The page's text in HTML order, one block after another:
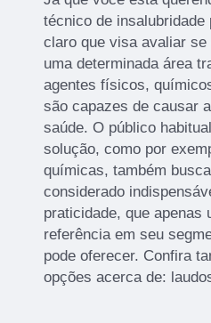
técnico de insalubridade
claro que visa avaliar
uma determinada área
agentes físicos,
são capazes de causar
saúde. O público
solução, como por
químicas, também
considerado
praticidade, que apenas
referência em seu
pode oferecer. Confira
opções acerca de: